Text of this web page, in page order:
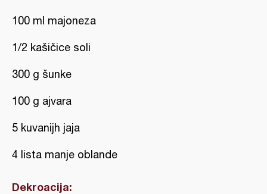
100 ml majoneza
1/2 kašičice soli
300 g šunke
100 g ajvara
5 kuvanijh jaja
4 lista manje oblande
Dekroacija: